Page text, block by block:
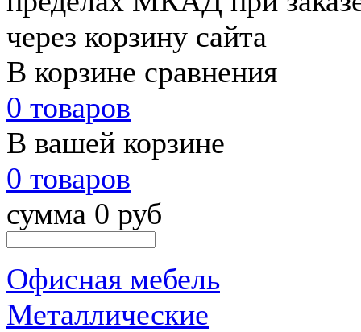
через корзину сайта
В корзине сравнения
0 товаров
В вашей корзине
0 товаров
сумма 0 руб
Офисная мебель
Металлические